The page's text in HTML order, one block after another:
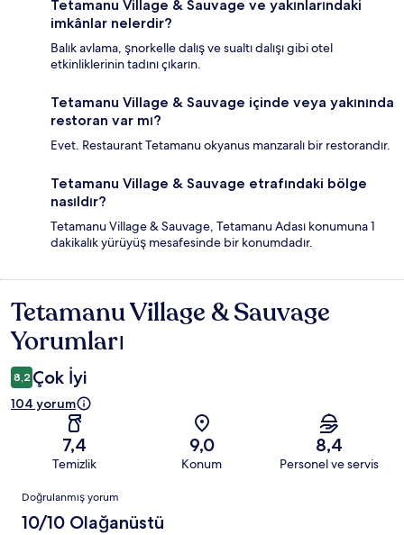
Tetamanu Village & Sauvage ve yakınlarındaki
imkânlar nelerdir?
Balık avlama, şnorkelle dalış ve sualtı dalışı gibi otel
etkinliklerinin tadını çıkarın.
Tetamanu Village & Sauvage içinde veya yakınında
restoran var mı?
Evet. Restaurant Tetamanu okyanus manzaralı bir restorandır.
Tetamanu Village & Sauvage etrafındaki bölge
nasıldır?
Tetamanu Village & Sauvage, Tetamanu Adası konumuna 1
dakikalık yürüyüş mesafesinde bir konumdadır.
Yorumlar
Tetamanu Village & Sauvage
Yorumları
8,2 Çok İyi
104 yorum
7,4
Temizlik
9,0
Konum
8,4
Personel ve servis
Yorumlar
Doğrulanmış yorum
10/10 Olağanüstü